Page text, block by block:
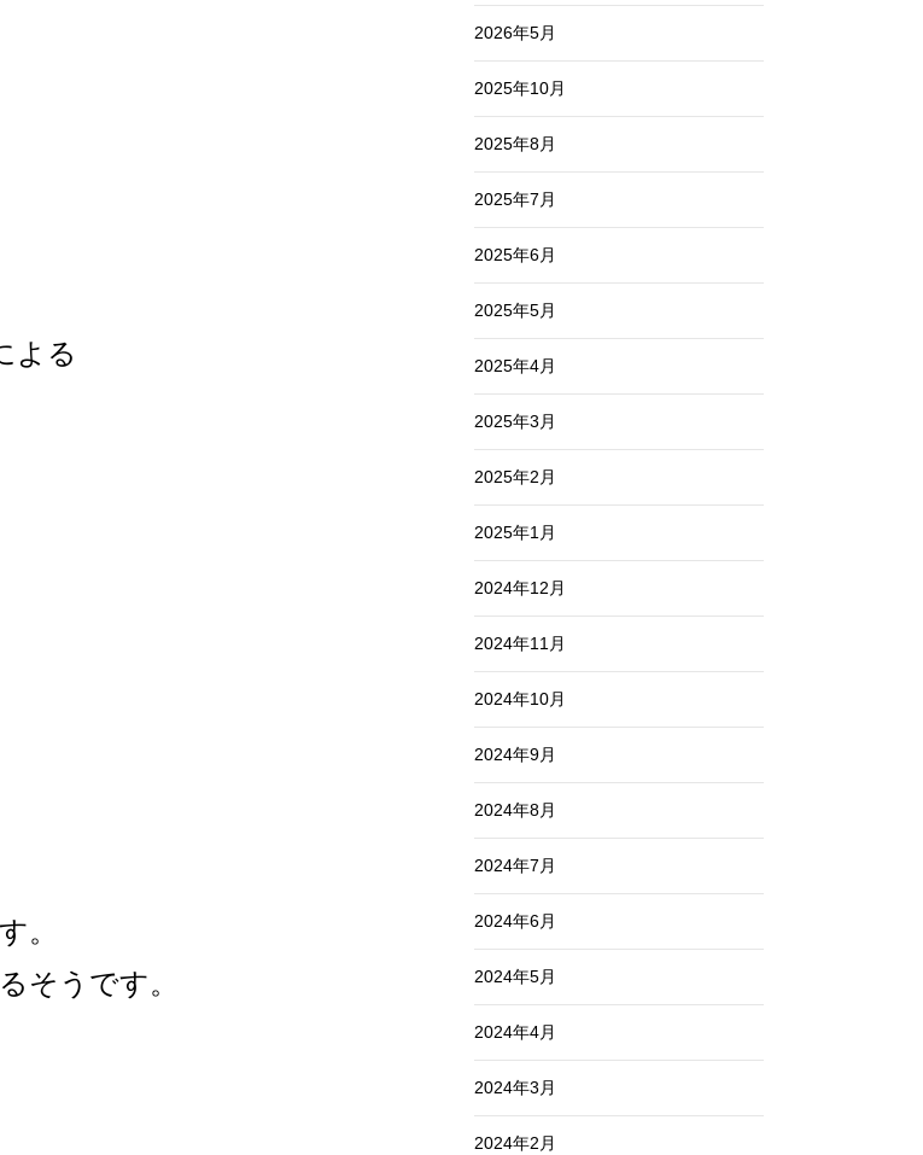
よる
。
そうです。
2026年5月
2025年10月
2025年8月
2025年7月
2025年6月
2025年5月
2025年4月
2025年3月
2025年2月
2025年1月
2024年12月
2024年11月
2024年10月
2024年9月
2024年8月
2024年7月
2024年6月
2024年5月
2024年4月
2024年3月
2024年2月